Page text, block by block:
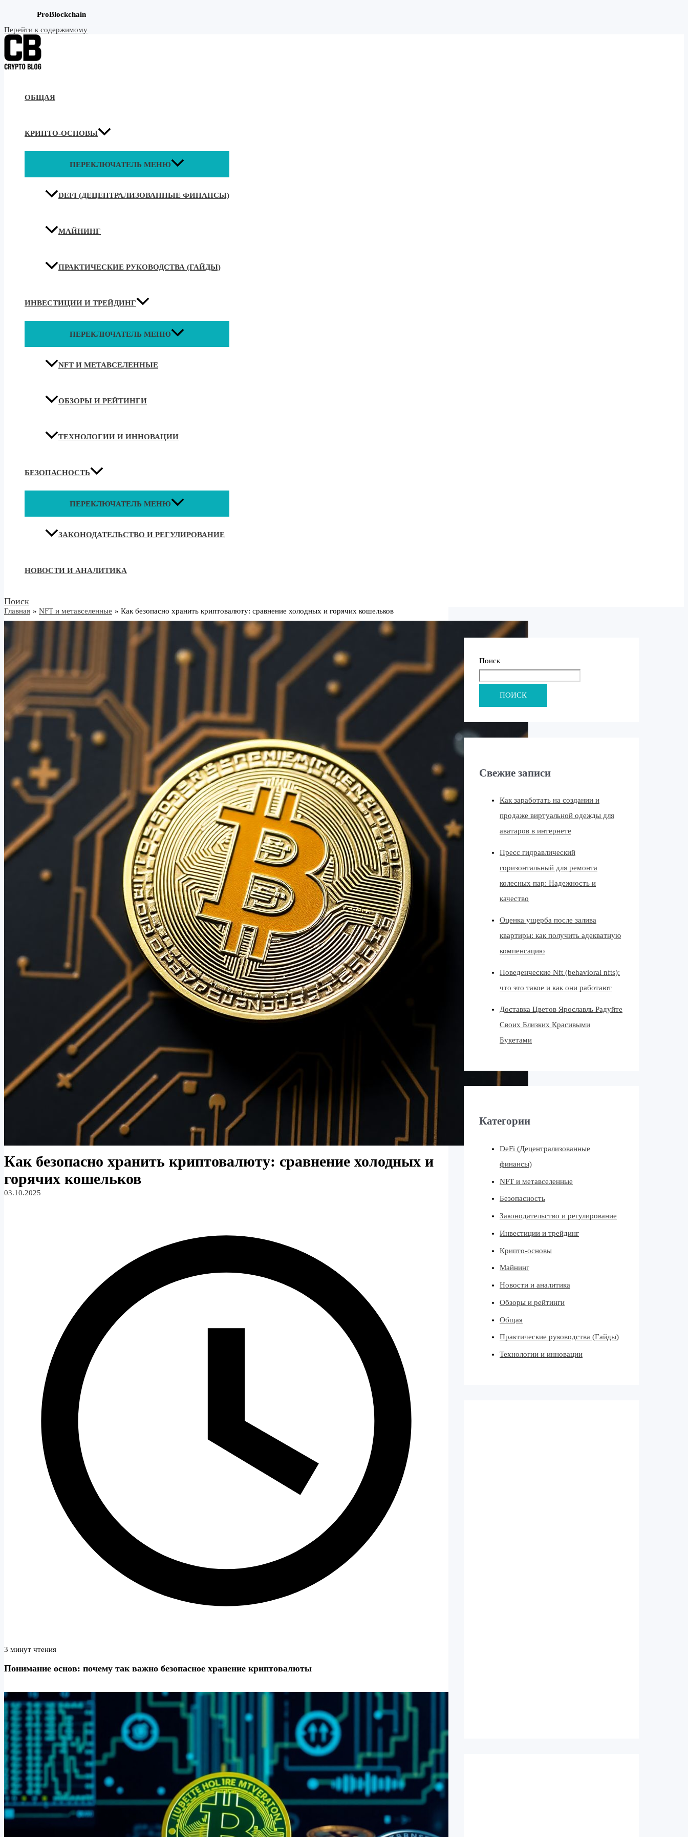
ProBlockchain
Перейти к содержимому
ОБЩАЯ
КРИПТО-ОСНОВЫ
ПЕРЕКЛЮЧАТЕЛЬ МЕНЮ
DEFI (ДЕЦЕНТРАЛИЗОВАННЫЕ ФИНАНСЫ)
МАЙНИНГ
ПРАКТИЧЕСКИЕ РУКОВОДСТВА (ГАЙДЫ)
ИНВЕСТИЦИИ И ТРЕЙДИНГ
ПЕРЕКЛЮЧАТЕЛЬ МЕНЮ
NFT И МЕТАВСЕЛЕННЫЕ
ОБЗОРЫ И РЕЙТИНГИ
ТЕХНОЛОГИИ И ИННОВАЦИИ
БЕЗОПАСНОСТЬ
ПЕРЕКЛЮЧАТЕЛЬ МЕНЮ
ЗАКОНОДАТЕЛЬСТВО И РЕГУЛИРОВАНИЕ
НОВОСТИ И АНАЛИТИКА
Поиск
Главная NFT и метавселенные Как безопасно хранить криптовалюту: сравнение холодных и горячих кошельков
Как безопасно хранить криптовалюту: сравнение холодных и
горячих кошельков
03.10.2025
3 минут чтения
Понимание основ: почему так важно безопасное хранение криптовалюты
Поиск
ПОИСК
Свежие записи
Как заработать на создании и
продаже виртуальной одежды для
аватаров в интернете
Пресс гидравлический
горизонтальный для ремонта
колесных пар: Надежность и
качество
Оценка ущерба после залива
квартиры: как получить адекватную
компенсацию
Поведенческие Nft (behavioral nfts):
что это такое и как они работают
Доставка Цветов Ярославль Радуйте
Своих Близких Красивыми
Букетами
Категории
DeFi (Децентрализованные
финансы)
NFT и метавселенные
Безопасность
Законодательство и регулирование
Инвестиции и трейдинг
Крипто-основы
Майнинг
Новости и аналитика
Обзоры и рейтинги
Общая
Практические руководства (Гайды)
Технологии и инновации